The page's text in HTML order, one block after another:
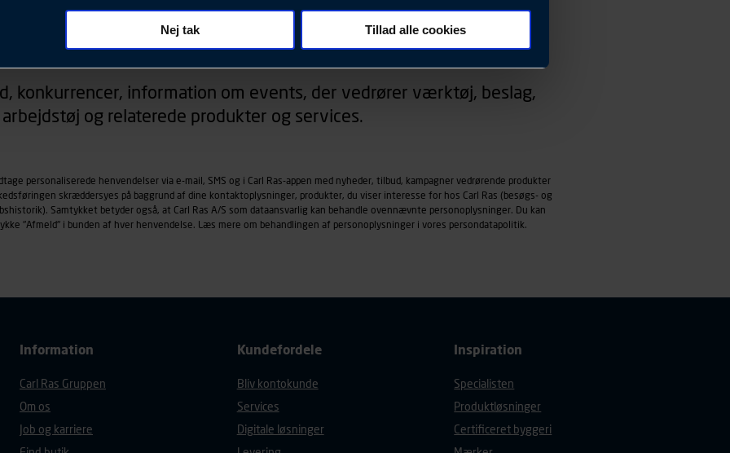
hvad der klikkes på, sider/indhold der besøges, browsertype, søgeord, IP-adresse,
(computer, smartphone mv.) samt de features, der anvendes.
browsertype, søgeord, IP-adresse, informationer om enhedstype (computer,
der anvendes.
persondatapolitik, der indeholder yderligere information om behandling af
Nej tak Tillad alle cookies
Nyhedsbrev
konkurrencer, information om events, der vedrører værktøj, beslag,
arbejdstøj og relaterede produkter og services.
personaliserede henvendelser via e-mail, SMS og i Carl Ras-appen med nyheder, tilbud, kampagner vedrørende produkter
skræddersyes på baggrund af dine kontaktoplysninger, produkter, du viser interesse for hos Carl Ras (besøgs- og
Samtykket betyder også, at Carl Ras A/S som dataansvarlig kan behandle ovennævnte personoplysninger. Du kan
"Afmeld" i bunden af hver henvendelse. Læs mere om behandlingen af personoplysninger i vores persondatapolitik.
Information
Carl Ras Gruppen
Om os
Job og karriere
Kundefordele
Bliv kontokunde
Services
Digitale løsninger
Inspiration
Specialisten
Produktløsninger
Certificeret byggeri